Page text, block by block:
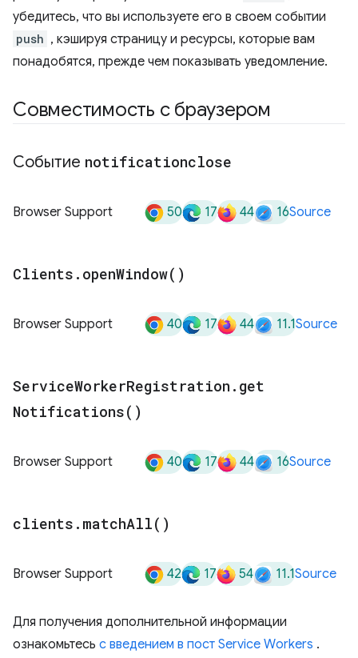
убедитесь, что вы используете его в своем событии
push , кэшируя страницу и ресурсы, которые вам
понадобятся, прежде чем показывать уведомление.
Совместимость с браузером
Событие notificationclose
Browser Support 50 17 44 16Source
Clients . openWindow( )
Browser Support 40 17 44 11.1Source
ServiceWorkerRegistration . get
Notifications( )
Browser Support 40 17 44 16Source
clients . matchAll( )
Browser Support 42 17 54 11.1Source
Для получения дополнительной информации
ознакомьтесь с введением в пост Service Workers .